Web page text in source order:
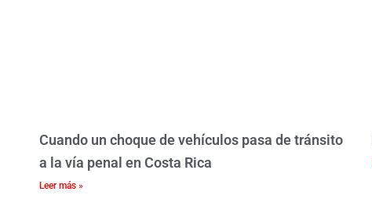
Cuando un choque de vehículos pasa de tránsito
a la vía penal en Costa Rica
Leer más »